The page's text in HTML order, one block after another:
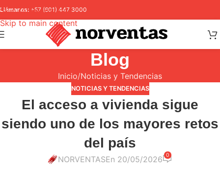
Skip to navigation
Skip to main content
Llámanos: +57 (601) 447 3000
Blog
Inicio Noticias y Tendencias
NOTICIAS Y TENDENCIAS
El acceso a vivienda sigue
siendo uno de los mayores retos
del país
NORVENTASEn 20/05/2026 0